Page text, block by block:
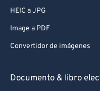
HEIC a JPG
Image a PDF
Convertidor de imágenes
Documento & libro